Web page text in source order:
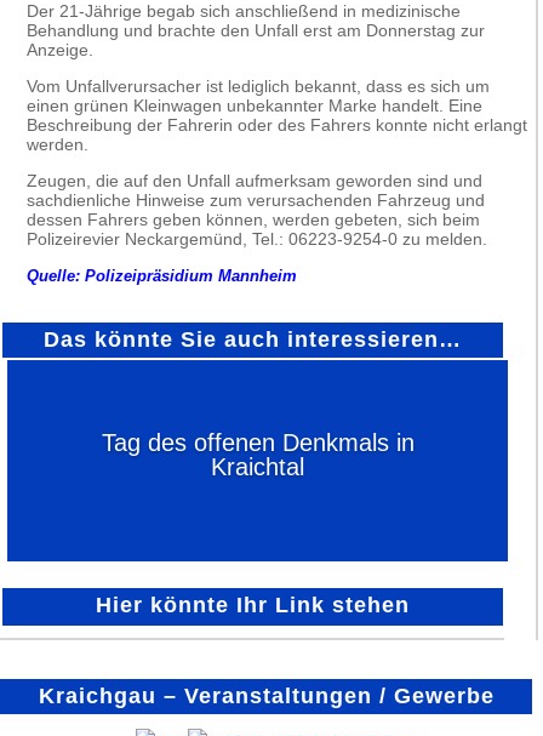
Der 21-Jährige begab sich anschließend in medizinische
Behandlung und brachte den Unfall erst am Donnerstag zur
Anzeige.
Vom Unfallverursacher ist lediglich bekannt, dass es sich um
einen grünen Kleinwagen unbekannter Marke handelt. Eine
Beschreibung der Fahrerin oder des Fahrers konnte nicht erlangt
werden.
Zeugen, die auf den Unfall aufmerksam geworden sind und
sachdienliche Hinweise zum verursachenden Fahrzeug und
dessen Fahrers geben können, werden gebeten, sich beim
Polizeirevier Neckargemünd, Tel.: 06223-9254-0 zu melden.
Quelle: Polizeipräsidium Mannheim
Das könnte Sie auch interessieren…
Tag des offenen Denkmals in
Kraichtal
Hier könnte Ihr Link stehen
Kraichgau – Veranstaltungen / Gewerbe